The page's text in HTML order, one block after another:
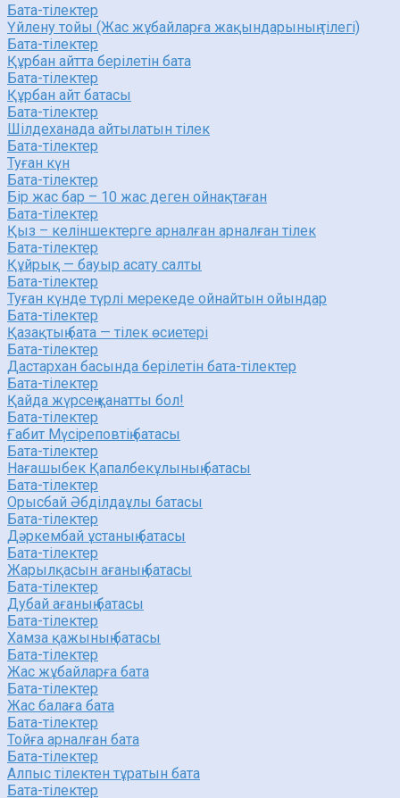
Бата-тілектер
Үйлену тойы (Жас жұбайларға жақындарының тілегі)
Бата-тілектер
Құрбан айтта берілетін бата
Бата-тілектер
Құрбан айт батасы
Бата-тілектер
Шілдеханада айтылатын тілек
Бата-тілектер
Туған күн
Бата-тілектер
Бір жас бар – 10 жас деген ойнақтаған
Бата-тілектер
Қыз – келіншектерге арналған арналған тілек
Бата-тілектер
Құйрық — бауыр асату салты
Бата-тілектер
Туған күнде түрлі мерекеде ойнайтын ойындар
Бата-тілектер
Қазақтың бата — тілек өсиетері
Бата-тілектер
Дастархан басында берілетін бата-тілектер
Бата-тілектер
Қайда жүрсең қанатты бол!
Бата-тілектер
Ғабит Мүсіреповтің батасы
Бата-тілектер
Нағашыбек Қапалбекұлының батасы
Бата-тілектер
Орысбай Әбділдаұлы батасы
Бата-тілектер
Дәркембай ұстаның батасы
Бата-тілектер
Жарылқасын ағаның батасы
Бата-тілектер
Дубай ағаның батасы
Бата-тілектер
Хамза қажының батасы
Бата-тілектер
Жас жұбайларға бата
Бата-тілектер
Жас балаға бата
Бата-тілектер
Тойға арналған бата
Бата-тілектер
Алпыс тілектен тұратын бата
Бата-тілектер